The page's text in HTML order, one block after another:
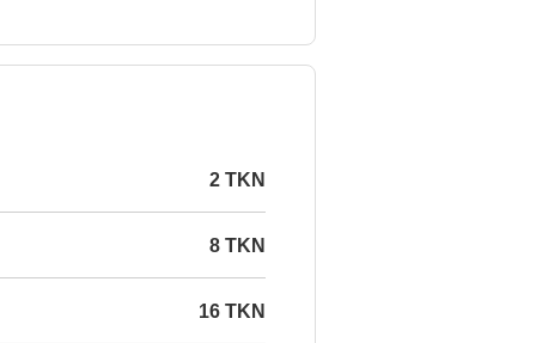
2 TKN
8 TKN
16 TKN